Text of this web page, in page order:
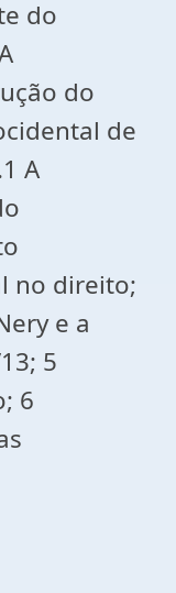
do
do
de
A
no direito;
e a
5
6